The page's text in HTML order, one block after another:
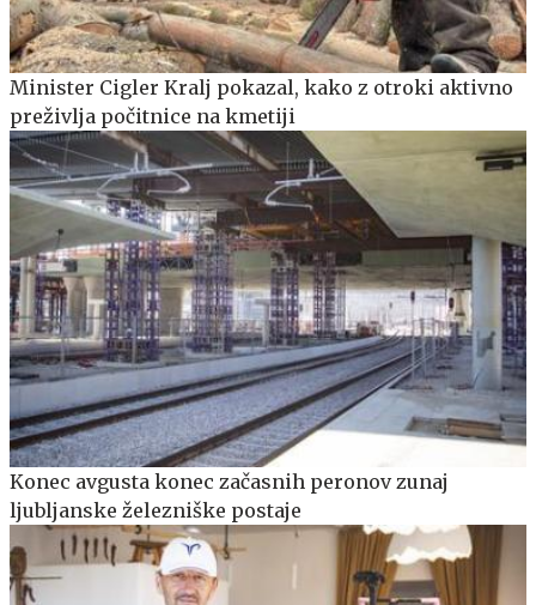
Minister Cigler Kralj pokazal, kako z otroki aktivno
preživlja počitnice na kmetiji
Konec avgusta konec začasnih peronov zunaj
ljubljanske železniške postaje